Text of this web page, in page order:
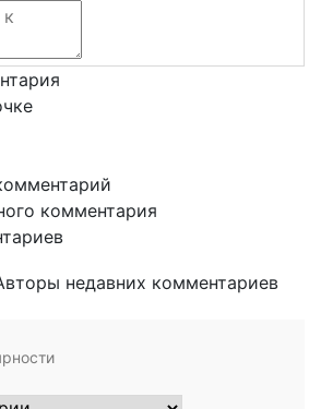
комментария
недавних комментариев